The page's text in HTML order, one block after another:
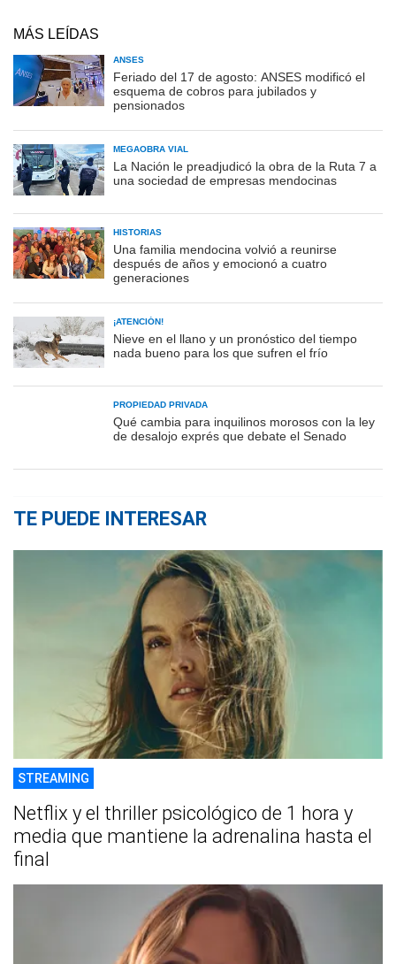
MÁS LEÍDAS
ANSES
Feriado del 17 de agosto: ANSES modificó el
esquema de cobros para jubilados y
pensionados
MEGAOBRA VIAL
La Nación le preadjudicó la obra de la Ruta 7 a
una sociedad de empresas mendocinas
HISTORIAS
Una familia mendocina volvió a reunirse
después de años y emocionó a cuatro
generaciones
¡ATENCIÓN!
Nieve en el llano y un pronóstico del tiempo
nada bueno para los que sufren el frío
PROPIEDAD PRIVADA
Qué cambia para inquilinos morosos con la ley
de desalojo exprés que debate el Senado
TE PUEDE INTERESAR
STREAMING
Netflix y el thriller psicológico de 1 hora y
media que mantiene la adrenalina hasta el
final